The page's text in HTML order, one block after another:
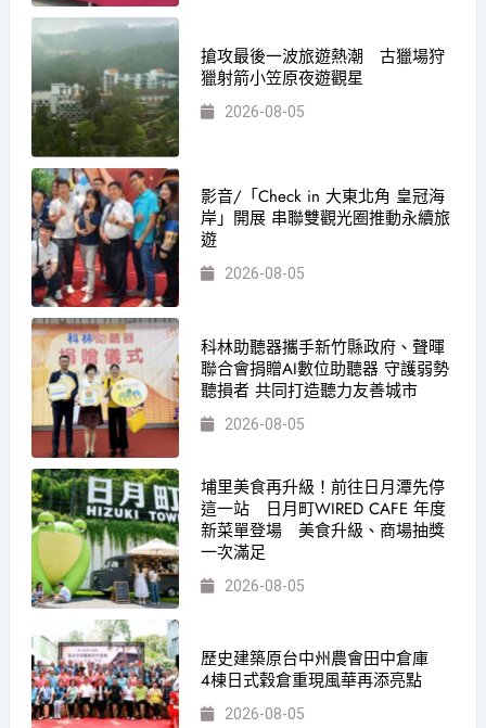
搶攻最後一波旅遊熱潮 古獵場狩
獵射箭小笠原夜遊觀星
2026-08-05
影音/「Check in 大東北角 皇冠海
岸」開展 串聯雙觀光圈推動永續旅
遊
2026-08-05
科林助聽器攜手新竹縣政府、聲暉
聯合會捐贈AI數位助聽器 守護弱勢
聽損者 共同打造聽力友善城市
2026-08-05
埔里美食再升級！前往日月潭先停
這一站 日月町WIRED CAFE 年度
新菜單登場 美食升級、商場抽獎
一次滿足
2026-08-05
歷史建築原台中州農會田中倉庫
4棟日式穀倉重現風華再添亮點
2026-08-05